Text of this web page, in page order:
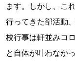
ます。しかし、こ
行ってきた部活動
校行事は軒並みコ
と自体が叶わなか